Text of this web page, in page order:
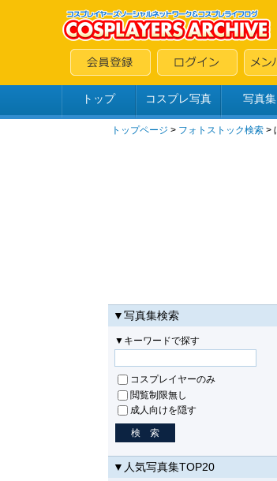
トップ コスプレ写真 写真集
トップページ > フォトストック検索 >
▼写真集検索
▼キーワードで探す
コスプレイヤーのみ
閲覧制限無し
成人向けを隠す
▼人気写真集TOP20